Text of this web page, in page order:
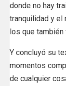
donde no hay
tranquilidad y el
los que también
Y concluyó su
momentos
de cualquier